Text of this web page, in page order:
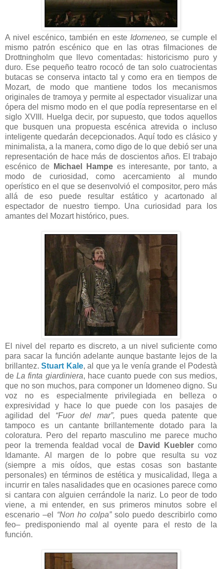
A nivel escénico, también en este Idomeneo, se cumple el
mismo patrón escénico que en las otras filmaciones de
Drottningholm que llevo comentadas: historicismo puro y
duro. Ese pequeño teatro rococó de tan solo cuatrocientas
butacas se conserva intacto tal y como era en tiempos de
Mozart, de modo que mantiene todos los mecanismos
originales de tramoya y permite al espectador visualizar una
ópera del mismo modo en el que podía representarse en el
siglo XVIII. Huelga decir, por supuesto, que todos aquellos
que busquen una propuesta escénica atrevida o incluso
inteligente quedarán decepcionados. Aquí todo es clásico y
minimalista, a la manera, como digo de lo que debió ser una
representación de hace más de doscientos años. El trabajo
escénico de
Michael Hampees interesante, por tanto, a
modo de curiosidad, como acercamiento al mundo
operístico en el que se desenvolvió el compositor, pero más
allá de eso puede resultar estático y acartonado al
espectador de nuestro tiempo. Una curiosidad para los
amantes del Mozart histórico, pues.
El nivel del reparto es discreto, a un nivel suficiente como
para sacar la función adelante aunque bastante lejos de la
brillantez.Stuart Kale, al que ya le venía grande el Podestà
deLa finta giardiniera, hace cuanto puede con sus medios,
que no son muchos, para componer un Idomeneo digno. Su
voz no es especialmente privilegiada en belleza o
expresividad y hace lo que puede con los pasajes de
agilidad del “Fuor del mar”, pues queda patente que
tampoco es un cantante brillantemente dotado para la
coloratura. Pero del reparto masculino me parece mucho
peor la tremenda fealdad vocal de
David Kuebler como
Idamante. Al margen de lo pobre que resulta su voz
(siempre a mis oídos, que estas cosas son bastante
personales) en términos de estética y musicalidad, llega a
incurrir en tales nasalidades que en ocasiones parece como
si cantara con alguien cerrándole la nariz. Lo peor de todo
viene, a mi entender, en sus primeros minutos sobre el
escenario –el “Non ho colpa”solo puedo describirlo como
feo– predisponiendo mal al oyente para el resto de la
función.